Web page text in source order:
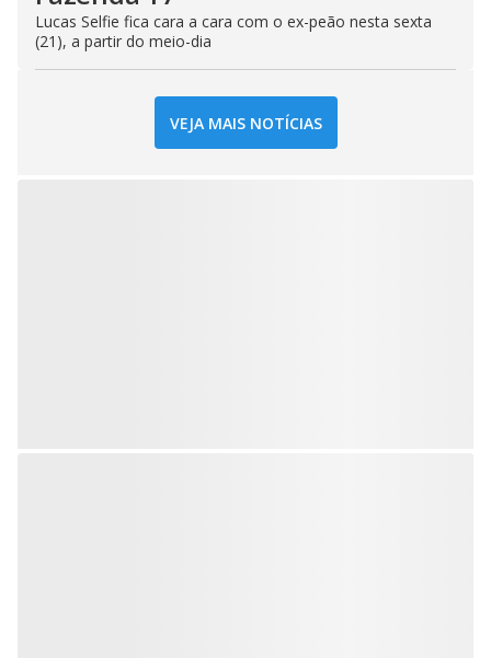
Lucas Selfie fica cara a cara com o ex-peão nesta sexta
(21), a partir do meio-dia
VEJA MAIS NOTÍCIAS